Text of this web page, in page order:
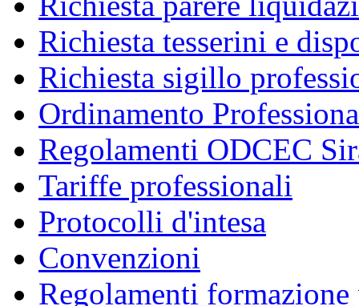
Richiesta tesserini e
Richiesta sigillo
Ordinamento
Regolamenti ODCEC
Tariffe professionali
Protocolli d'intesa
Convenzioni
Regolamenti